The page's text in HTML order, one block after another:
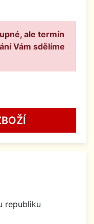
ale termín
Vám sdělíme
republiku